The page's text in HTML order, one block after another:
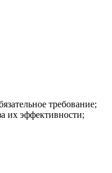
требование;
их эффективности;